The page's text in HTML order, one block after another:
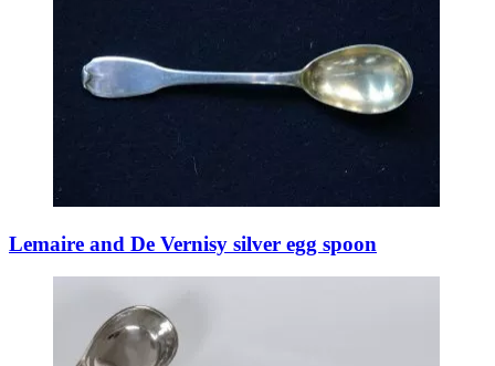
Lemaire and De Vernisy silver egg spoon